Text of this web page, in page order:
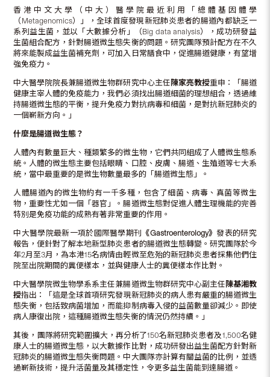
香港中文大學（中大）醫學院最近利用「總體基因體學
（Metagenomics）」，全球首度發現新冠肺炎患者的腸道內都缺乏一
系列益生菌，並以「大數據分析」（Big data analysis），成功研發益
生菌組合配方，針對腸道微生態失衡的問題。研究團隊預計配方在不久
將來能製成益生菌補充劑，可加入日常膳食中，促進腸道健康，有望增
強免疫力。
中大醫學院院長兼腸道微生物群研究中心主任 陳家亮教授重申：「腸道
健康主宰人體的免疫能力，我們必須找出腸道細菌的理想組合，透過維
持腸道微生態的平衡，提升免疫力對抗病毒和細菌，是對抗新冠肺炎的
一個嶄新方向。」
什麼是腸道微生態？
人體內有數量巨大、種類繁多的微生物，它們共同組成了人體微生態系
統。人體的微生態主要包括眼睛、口腔、皮膚、腸道、生殖道等七大系
統，當中最重要的是微生物數量最多的「腸道微生態」。
人體腸道內的微生物約有一千多種，包含了細菌、病毒、真菌等微生
物，重要性尤如一個「器官」。腸道微生態對促進人體生理機能的完善
特別是免疫功能的成熟有著非常重要的作用。
中大醫學院最新一項於國際醫學期刊 《Gastroenterology》發表的研究
報告，便針對了解本地新型肺炎患者的腸道微生態轉變。研究團隊於今
年2月至3月，為本港15名病情由輕微至危殆的新冠肺炎患者採集他們住
院至出院期間的糞便樣本，並與健康人士的糞便樣本作比對。
中大醫學院微生物學系系主任兼腸道微生物群研究中心副主任 陳基湘教
授指出：「這是全球首項研究發現新冠肺炎的病人患有嚴重的腸道微生
態失衡，包括致病菌增加，而能抑制病毒入侵的益菌數量卻減少。即使
病人康復出院，這種腸道微生態失衡的情況仍然持續。」
其後，團隊將研究範圍擴大，再分析了150名新冠肺炎患者及1,500名健
康人士的腸道微生態，以大數據作比對，成功研發出益生菌配方針對新
冠肺炎的腸道微生態失衡問題。中大團隊亦計算有關益菌的比例，並透
過嶄新技術，提升活菌量及其穩定性，令更多益生菌能到達腸道。